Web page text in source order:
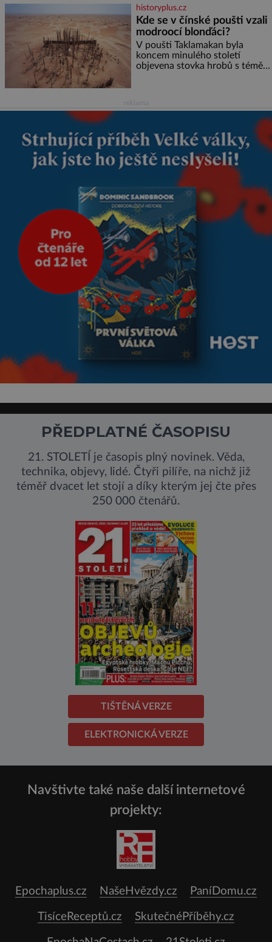
cestujícím devět dalších
destinací v jižní a střední Africe
a u
historyplus.cz
Kde se v čínské poušti vzali
modroocí blonďáci?
V poušti Taklamakan byla
koncem minulého století
objevena stovka hrobů s téměř
modrou filcovou čapkou, z níž
se draly blonďaté vlásky. Fakt,
že jsou těla dávných lidí
nesmírně dobře zachovalá,
přičítají odborníci zdejším
klimatickým podmínkám.
Sucho, prosolené písky a
extrémně
PŘEDPLATNÉ ČASOPISU
21. STOLETÍ je časopis plný novinek. Věda,
technika, objevy, lidé. Čtyři pilíře, na nichž již
téměř dvacet let stojí a díky kterým jej čte přes
250 000 čtenářů.
TIŠTĚNÁ VERZE
ELEKTRONICKÁ VERZE
Navštivte také naše další internetové
projekty:
Epochaplus.cz NašeHvězdy.cz PaníDomu.cz
TisíceReceptů.cz SkutečnéPříběhy.cz